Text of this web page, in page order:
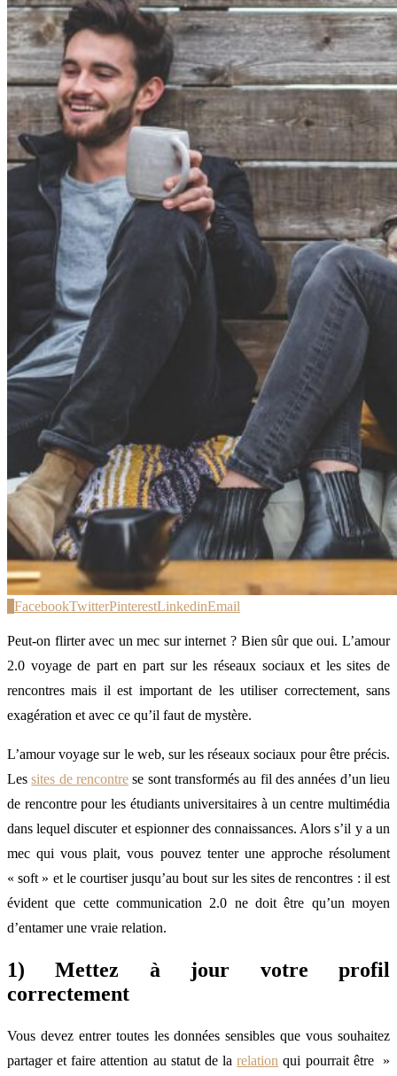
FacebookTwitterPinterestLinkedinEmail
Peut-on flirter avec un mec sur internet ? Bien sûr que oui. L’amour
2.0 voyage de part en part sur les réseaux sociaux et les sites de
rencontres mais il est important de les utiliser correctement, sans
exagération et avec ce qu’il faut de mystère.
L’amour voyage sur le web, sur les réseaux sociaux pour être précis.
Lessites de rencontre se sont transformés au fil des années d’un lieu
de rencontre pour les étudiants universitaires à un centre multimédia
dans lequel discuter et espionner des connaissances. Alors s’il y a un
mec qui vous plait, vous pouvez tenter une approche résolument
« soft » et le courtiser jusqu’au bout sur les sites de rencontres : il est
évident que cette communication 2.0 ne doit être qu’un moyen
d’entamer une vraie relation.
1) Mettez à jour votre profil
correctement
Vous devez entrer toutes les données sensibles que vous souhaitez
partager et faire attention au statut de larelation qui pourrait être »